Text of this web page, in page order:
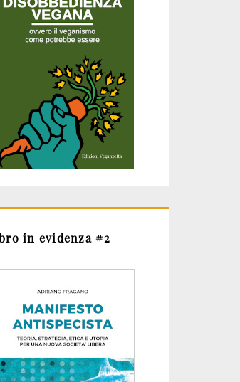
in evidenza #2